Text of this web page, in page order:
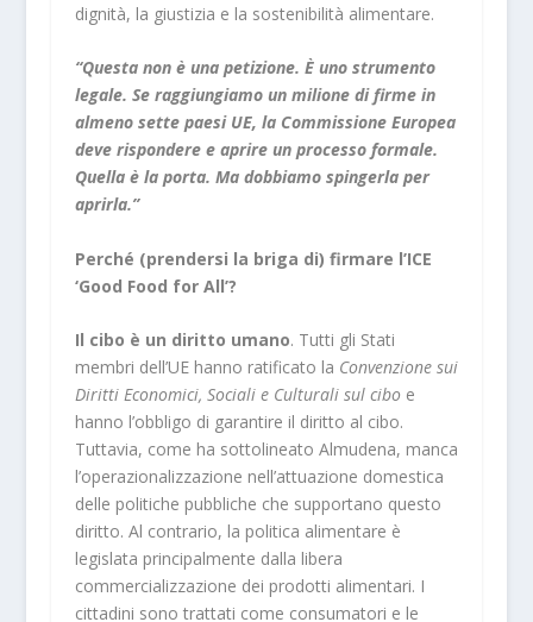
dignità, la giustizia e la sostenibilità alimentare.
“Questa non è una petizione. È uno strumento
legale. Se raggiungiamo un milione di firme in
almeno sette paesi UE, la Commissione Europea
deve rispondere e aprire un processo formale.
Quella è la porta. Ma dobbiamo spingerla per
aprirla.”
Perché (prendersi la briga di) firmare l’ICE
‘Good Food for All’?
Il cibo è un diritto umano. Tutti gli Stati
membri dell’UE hanno ratificato la Convenzione sui
Diritti Economici, Sociali e Culturali sul cibo e
hanno l’obbligo di garantire il diritto al cibo.
Tuttavia, come ha sottolineato Almudena, manca
l’operazionalizzazione nell’attuazione domestica
delle politiche pubbliche che supportano questo
diritto. Al contrario, la politica alimentare è
legislata principalmente dalla libera
commercializzazione dei prodotti alimentari. I
cittadini sono trattati come consumatori e le